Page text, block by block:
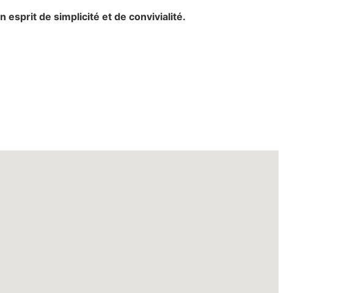
esprit de simplicité et de convivialité.